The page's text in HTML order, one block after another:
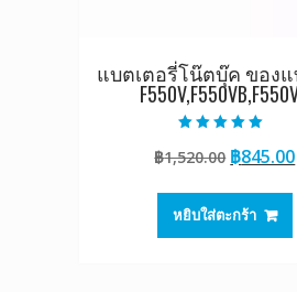
แบตเตอรี่โน๊ตบุ๊ค ของแ
5.00
ตั้งแต่ 1-5
฿1,520.00 Original
was:
฿
฿845.00
หยิบใส่ตะกร้า